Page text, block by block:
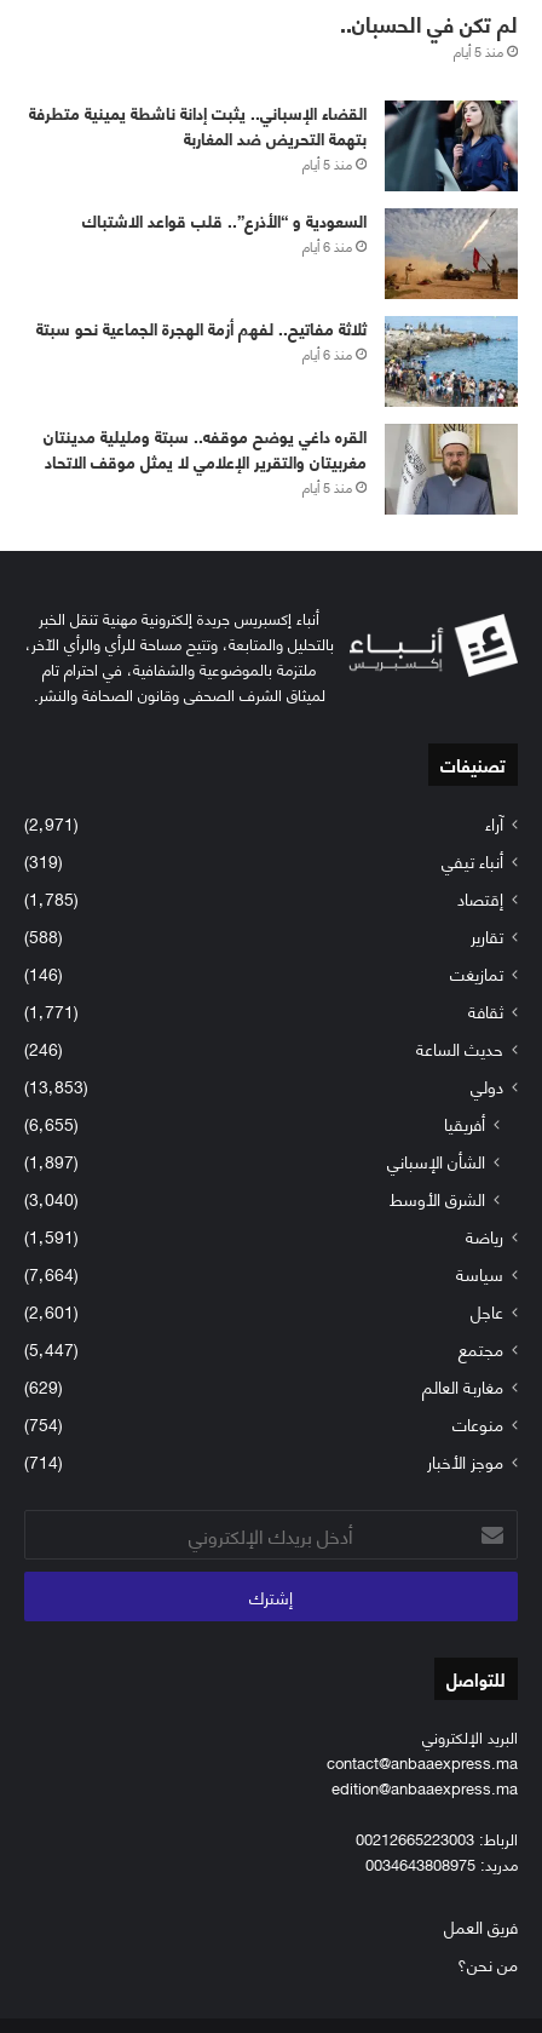
لم تكن في الحسبان..
منذ 5 أيام
القضاء الإسباني.. يثبت إدانة ناشطة يمينية متطرفة
بتهمة التحريض ضد المغاربة
منذ 5 أيام
‏⁧‫السعودية‬⁩ و “الأذرع”.. قلب قواعد الاشتباك
منذ 6 أيام
ثلاثة مفاتيح.. لفهم أزمة الهجرة الجماعية نحو سبتة
منذ 6 أيام
القره داغي يوضح موقفه.. سبتة ومليلية مدينتان
مغربيتان والتقرير الإعلامي لا يمثل موقف الاتحاد
منذ 5 أيام
أنباء إكسبريس جريدة إلكترونية مهنية تنقل الخبر
بالتحليل والمتابعة، وتتيح مساحة للرأي والرأي الآخر،
ملتزمة بالموضوعية والشفافية، في احترام تام
لميثاق الشرف الصحفي وقانون الصحافة والنشر.
تصنيفات
آراء
(2٬971)
أنباء تيفي
(319)
إقتصاد
(1٬785)
تقارير
(588)
تمازيغت
(146)
ثقافة
(1٬771)
حديث الساعة
(246)
دولي
(13٬853)
أفريقيا
(6٬655)
الشأن الإسباني
(1٬897)
الشرق الأوسط
(3٬040)
رياضة
(1٬591)
سياسة
(7٬664)
عاجل
(2٬601)
مجتمع
(5٬447)
مغاربة العالم
(629)
منوعات
(754)
موجز الأخبار
(714)
أدخل
بريدك
الإلكتروني
للتواصل
البريد الإلكتروني
contact@anbaaexpress.ma
edition@anbaaexpress.ma
الرباط: 00212665223003
مدريد: 0034643808975
فريق العمل
من نحن؟